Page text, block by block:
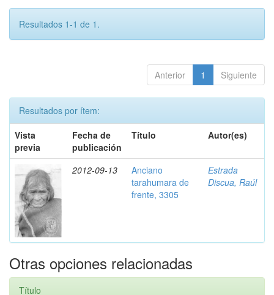
Resultados 1-1 de 1.
Anterior 1 Siguiente
Resultados por ítem:
Vista
previa
Fecha de
publicación
Título Autor(es)
2012-09-13
Anciano
tarahumara de
frente, 3305
Estrada
Discua, Raúl
Otras opciones relacionadas
Título